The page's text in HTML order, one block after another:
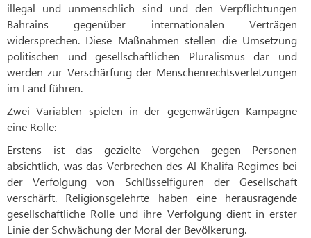
illegal und unmenschlich sind und den Verpflichtungen
Bahrains gegenüber internationalen Verträgen
widersprechen. Diese Maßnahmen stellen die Umsetzung
politischen und gesellschaftlichen Pluralismus dar und
werden zur Verschärfung der Menschenrechtsverletzungen
im Land führen.
Zwei Variablen spielen in der gegenwärtigen Kampagne
eine Rolle:
Erstens ist das gezielte Vorgehen gegen Personen
absichtlich, was das Verbrechen des Al-Khalifa-Regimes bei
der Verfolgung von Schlüsselfiguren der Gesellschaft
verschärft. Religionsgelehrte haben eine herausragende
gesellschaftliche Rolle und ihre Verfolgung dient in erster
Linie der Schwächung der Moral der Bevölkerung.